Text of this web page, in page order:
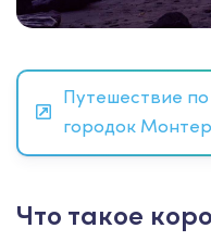
Путешествие
городок
Что такое